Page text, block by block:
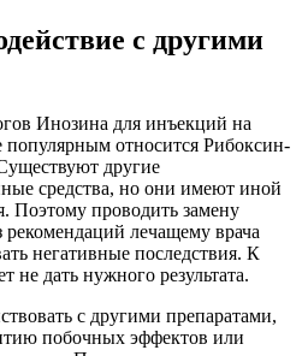
с другими
Инозина для инъекций на
относится Рибоксин-
другие
средства, но они имеют иной
Поэтому проводить замену
рекомендаций лечащему врача
негативные последствия. К
не дать нужного результата.
с другими препаратами,
побочных эффектов или